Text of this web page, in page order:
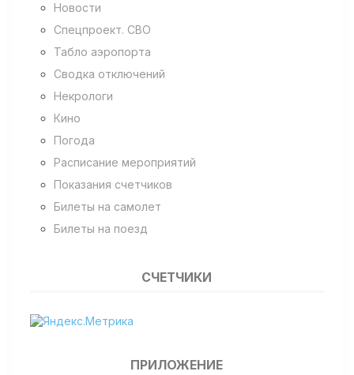
Новости
Спецпроект. СВО
Табло аэропорта
Сводка отключений
Некрологи
Кино
Погода
Расписание мероприятий
Показания счетчиков
Билеты на самолет
Билеты на поезд
СЧЕТЧИКИ
ПРИЛОЖЕНИЕ